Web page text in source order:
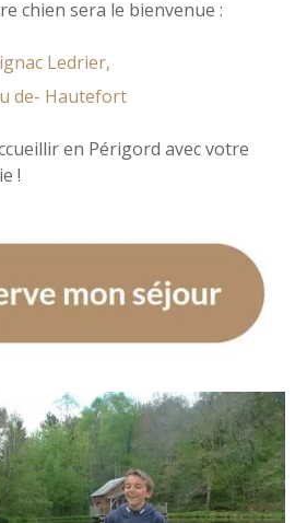
chien sera le bienvenue :
Ledrier,
de- Hautefort
en Périgord avec votre
!